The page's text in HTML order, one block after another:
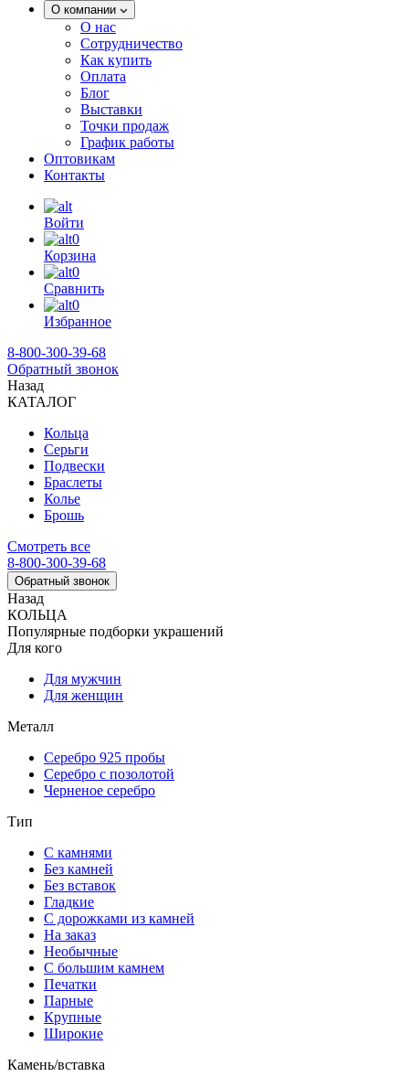
О компании
О нас
Сотрудничество
Как купить
Оплата
Блог
Выставки
Точки продаж
График работы
Оптовикам
Контакты
Войти
0
Корзина
0
Сравнить
0
Избранное
8-800-300-39-68
Обратный звонок
Назад
КАТАЛОГ
Кольца
Серьги
Подвески
Браслеты
Колье
Брошь
Смотреть все
8-800-300-39-68
Обратный звонок
Назад
КОЛЬЦА
Популярные подборки украшений
Для кого
Для мужчин
Для женщин
Металл
Серебро 925 пробы
Серебро с позолотой
Черненое серебро
Тип
С камнями
Без камней
Без вставок
Гладкие
С дорожками из камней
На заказ
Необычные
С большим камнем
Печатки
Парные
Крупные
Широкие
Камень/вставка